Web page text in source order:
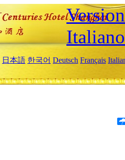
Italiano
日本語 한국어 Deutsch Français